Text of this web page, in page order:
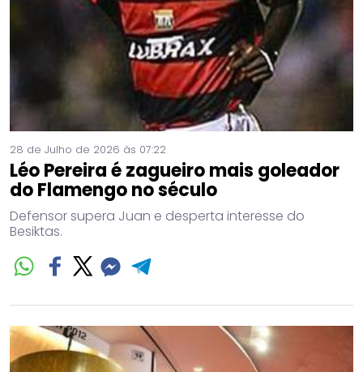
28 de Julho de 2026 às 07:22
Léo Pereira é zagueiro mais goleador
do Flamengo no século
Defensor supera Juan e desperta interesse do
Besiktas.